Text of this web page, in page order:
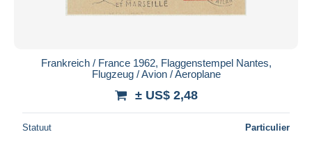
Frankreich / France 1962, Flaggenstempel Nantes,
Flugzeug / Avion / Aeroplane
± US$ 2,48
Statuut Particulier